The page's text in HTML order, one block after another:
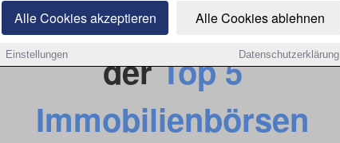
Alle Cookies akzeptieren Alle Cookies ablehnen
Einstellungen Datenschutzerklärung
lokale Portal und eines
derTop 5
Immobilienbörsen